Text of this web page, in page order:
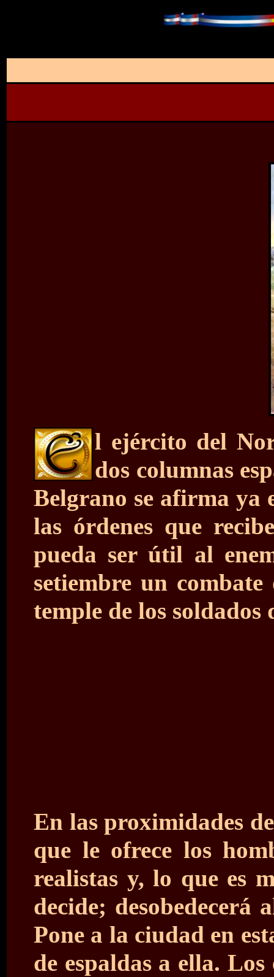
l ejército del
dos columnas
Belgrano se afirma ya
las órdenes que
pueda ser útil al
setiembre un
temple de los soldados
En las proximidades
que le ofrece los
realistas y, lo que es
decide;
Pone a la ciudad en
de espaldas a ella.